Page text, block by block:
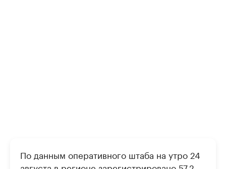
По данным оперативного штаба на утро 24